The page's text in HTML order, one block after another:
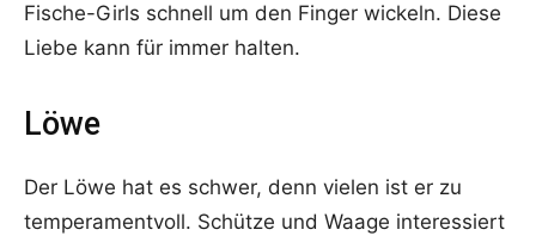
Fische-Girls schnell um den Finger wickeln. Diese
Liebe kann für immer halten.
Löwe
Der Löwe hat es schwer, denn vielen ist er zu
temperamentvoll. Schütze und Waage interessiert